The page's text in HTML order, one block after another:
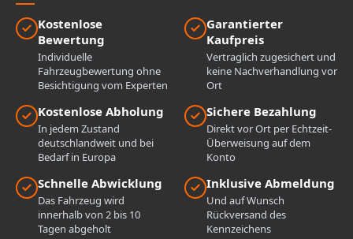
Kostenlose
Bewertung
Individuelle
Fahrzeugbewertung ohne
Besichtigung vom Experten
Garantierter
Kaufpreis
Vertraglich zugesichert und
keine Nachverhandlung vor
Ort
Kostenlose Abholung
In jedem Zustand
deutschlandweit und bei
Bedarf in Europa
Sichere Bezahlung
Direkt vor Ort per Echtzeit-
Überweisung auf dem
Konto
Schnelle Abwicklung
Das Fahrzeug wird
innerhalb von 2 bis 10
Tagen abgeholt
Inklusive Abmeldung
Und auf Wunsch
Rückversand des
Kennzeichens